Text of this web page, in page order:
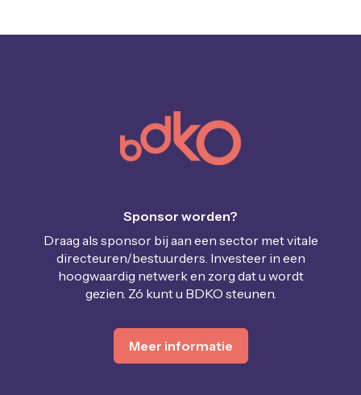
Sponsor worden?
Draag als sponsor bij aan een sector met vitale
directeuren/bestuurders. Investeer in een
hoogwaardig netwerk en zorg dat u wordt
gezien. Zó kunt u BDKO steunen.
Meer informatie